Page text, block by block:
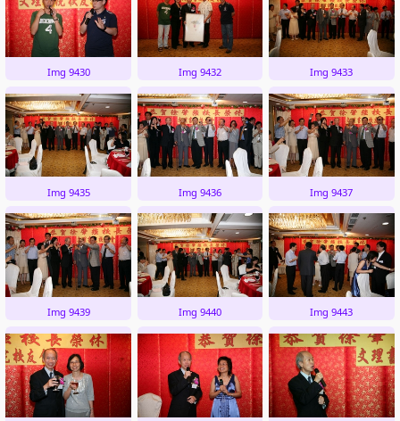
Img 9430 Img 9432 Img 9433
Img 9435 Img 9436 Img 9437
Img 9439 Img 9440 Img 9443